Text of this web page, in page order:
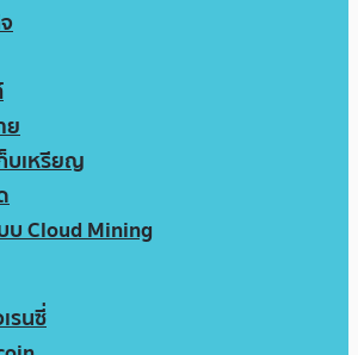
ย
บเหรียญ
บ Cloud Mining
รนซี่